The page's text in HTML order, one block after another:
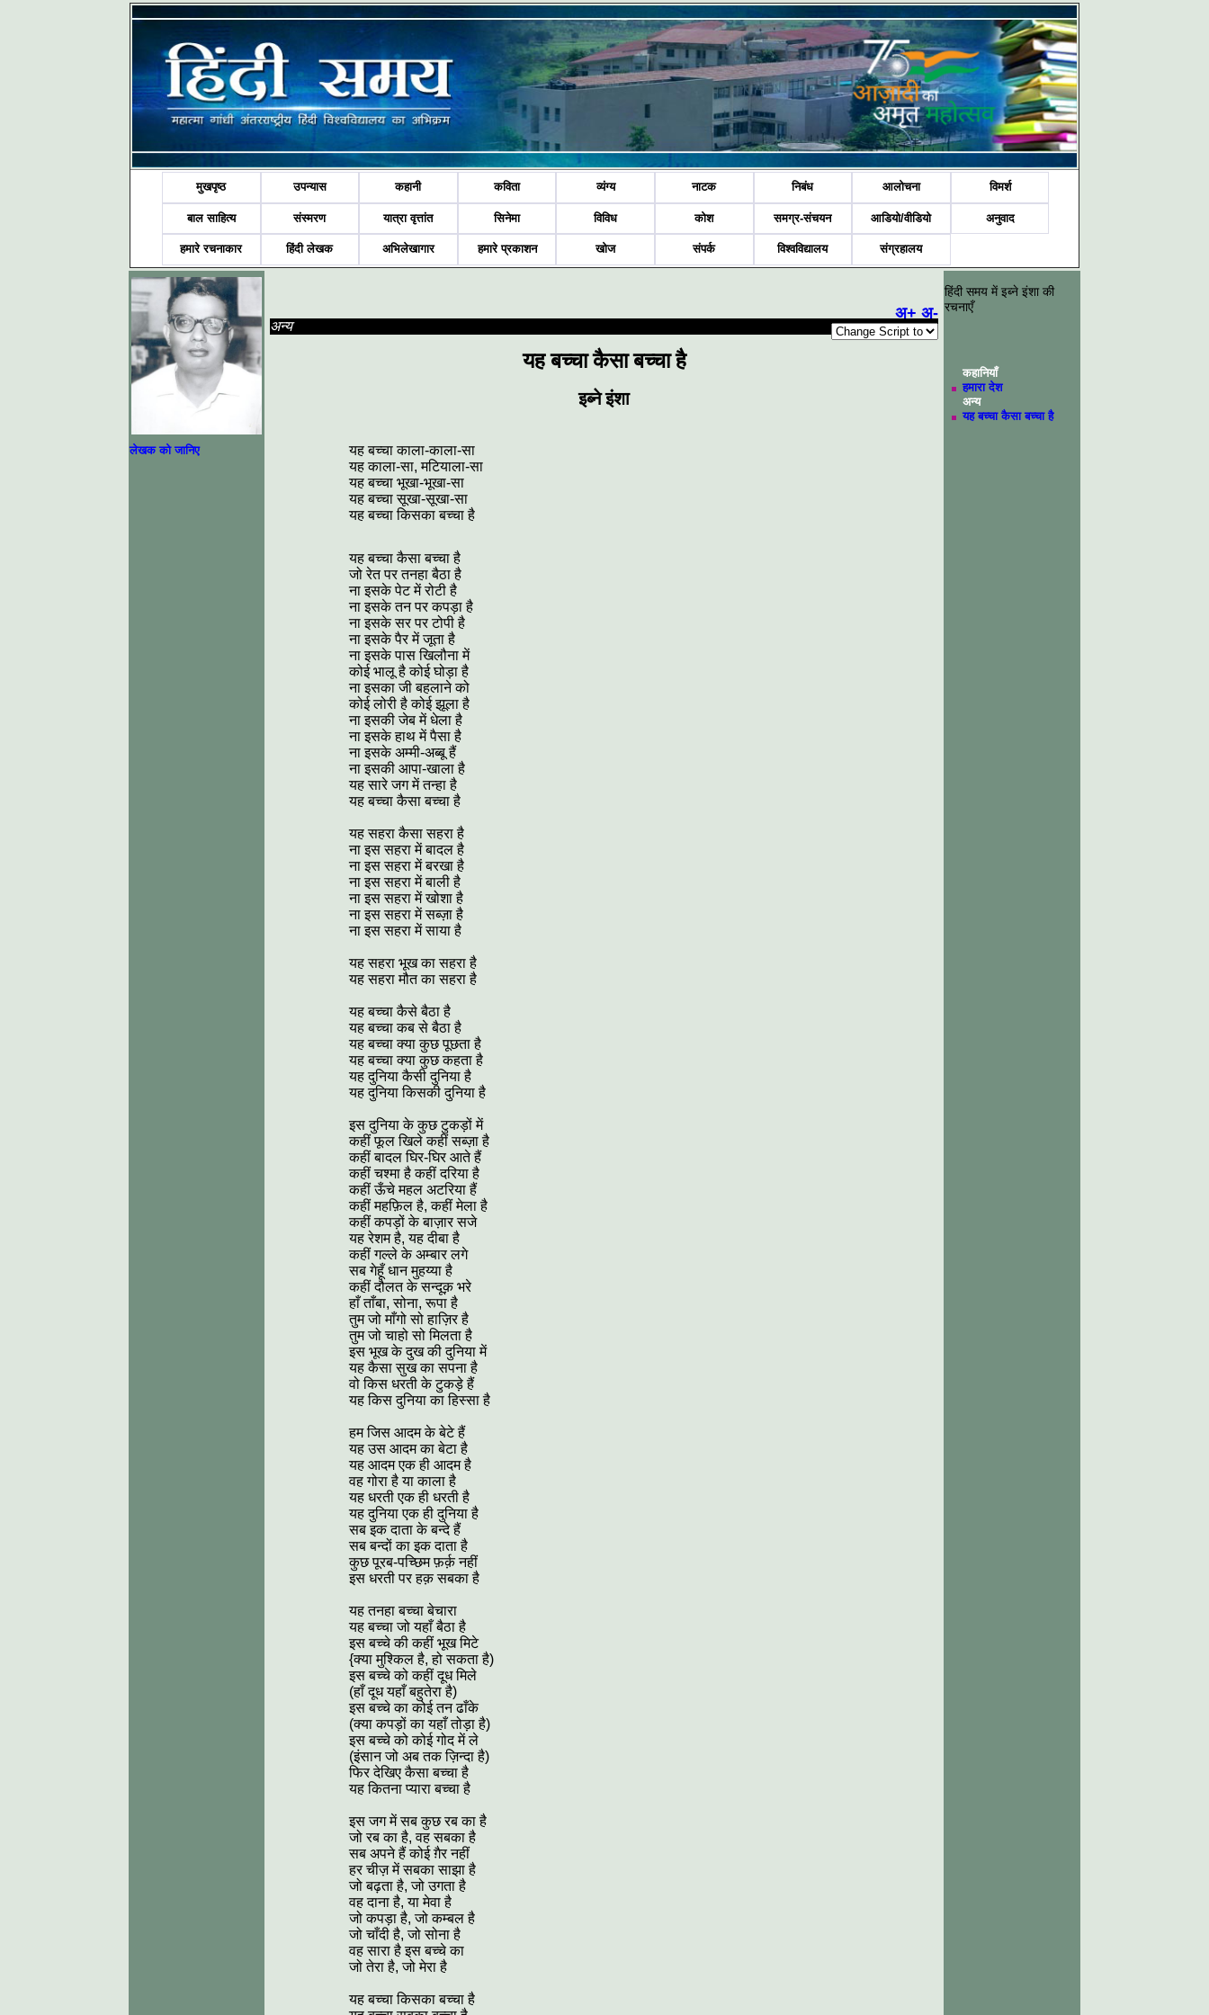
मुखपृष्ठ उपन्यास कहानी कविता व्यंग्य नाटक निबंध आलोचना विमर्श
बाल साहित्य संस्मरण यात्रा वृत्तांत सिनेमा विविध कोश समग्र-संचयन आडियो/वीडियो अनुवाद
हमारे रचनाकार हिंदी लेखक अभिलेखागार हमारे प्रकाशन खोज संपर्क विश्वविद्यालय संग्रहालय
लेखक को जानिए
अ+ अ-
अन्य
यह बच्चा कैसा बच्चा है
इब्ने इंशा
यह बच्चा काला-काला-सा
यह काला-सा, मटियाला-सा
यह बच्चा भूखा-भूखा-सा
यह बच्चा सूखा-सूखा-सा
यह बच्चा किसका बच्चा है
यह बच्चा कैसा बच्चा है
जो रेत पर तनहा बैठा है
ना इसके पेट में रोटी है
ना इसके तन पर कपड़ा है
ना इसके सर पर टोपी है
ना इसके पैर में जूता है
ना इसके पास खिलौना में
कोई भालू है कोई घोड़ा है
ना इसका जी बहलाने को
कोई लोरी है कोई झूला है
ना इसकी जेब में धेला है
ना इसके हाथ में पैसा है
ना इसके अम्मी-अब्बू हैं
ना इसकी आपा-खाला है
यह सारे जग में तन्हा है
यह बच्चा कैसा बच्चा है
यह सहरा कैसा सहरा है
ना इस सहरा में बादल है
ना इस सहरा में बरखा है
ना इस सहरा में बाली है
ना इस सहरा में खोशा है
ना इस सहरा में सब्ज़ा है
ना इस सहरा में साया है
यह सहरा भूख का सहरा है
यह सहरा मौत का सहरा है
यह बच्चा कैसे बैठा है
यह बच्चा कब से बैठा है
यह बच्चा क्या कुछ पूछता है
यह बच्चा क्या कुछ कहता है
यह दुनिया कैसी दुनिया है
यह दुनिया किसकी दुनिया है
इस दुनिया के कुछ टुकड़ों में
कहीं फूल खिले कहीं सब्ज़ा है
कहीं बादल घिर-घिर आते हैं
कहीं चश्मा है कहीं दरिया है
कहीं ऊँचे महल अटरिया हैं
कहीं महफ़िल है, कहीं मेला है
कहीं कपड़ों के बाज़ार सजे
यह रेशम है, यह दीबा है
कहीं गल्ले के अम्बार लगे
सब गेहूँ धान मुहय्या है
कहीं दौलत के सन्दूक़ भरे
हाँ ताँबा, सोना, रूपा है
तुम जो माँगो सो हाज़िर है
तुम जो चाहो सो मिलता है
इस भूख के दुख की दुनिया में
यह कैसा सुख का सपना है
वो किस धरती के टुकड़े हैं
यह किस दुनिया का हिस्सा है
हम जिस आदम के बेटे हैं
यह उस आदम का बेटा है
यह आदम एक ही आदम है
वह गोरा है या काला है
यह धरती एक ही धरती है
यह दुनिया एक ही दुनिया है
सब इक दाता के बन्दे हैं
सब बन्दों का इक दाता है
कुछ पूरब-पच्छिम फ़र्क़ नहीं
इस धरती पर हक़ सबका है
यह तनहा बच्चा बेचारा
यह बच्चा जो यहाँ बैठा है
इस बच्चे की कहीं भूख मिटे
{क्या मुश्किल है, हो सकता है)
इस बच्चे को कहीं दूध मिले
(हाँ दूध यहाँ बहुतेरा है)
इस बच्चे का कोई तन ढाँके
(क्या कपड़ों का यहाँ तोड़ाहै)
इस बच्चे को कोई गोद में ले
(इंसान जो अब तक ज़िन्दा है)
फिर देखिए कैसा बच्चा है
यह कितना प्यारा बच्चा है
इस जग में सब कुछ रब का है
जो रब का है, वह सबका है
सब अपने हैं कोई ग़ैर नहीं
हर चीज़ में सबका साझा है
जो बढ़ता है, जो उगता है
वह दाना है, या मेवा है
जो कपड़ा है, जो कम्बल है
जो चाँदी है, जो सोना है
वह सारा है इस बच्चे का
जो तेरा है, जो मेरा है
यह बच्चा किसका बच्चा है
हिंदी समय में इब्ने इंशा की
रचनाएँ
कहानियाँ
हमारा देश
अन्य
यह बच्चा कैसा बच्चा है